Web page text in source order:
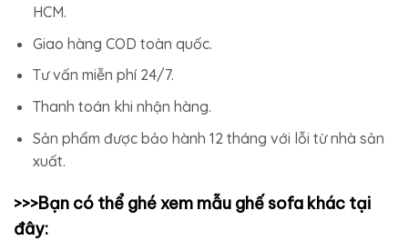
HCM.
Giao hàng COD toàn quốc.
Tư vấn miễn phí 24/7.
Thanh toán khi nhận hàng.
Sản phẩm được bảo hành 12 tháng với lỗi từ nhà sản
xuất.
>>>Bạn có thể ghé xem mẫu ghế sofa khác tại
đây: